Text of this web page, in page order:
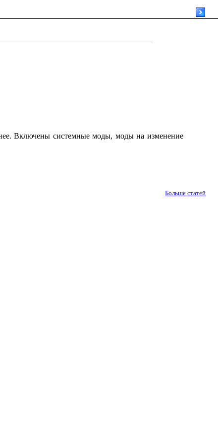
Включены системные моды, моды на изменение
Больше статей